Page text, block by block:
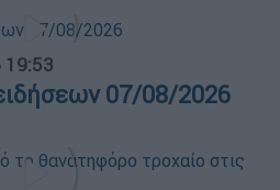
19:53
07/08/2026